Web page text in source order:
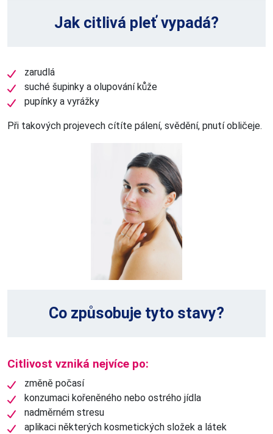
Jak citlivá pleť vypadá?
zarudlá
suché šupinky a olupování kůže
pupínky a vyrážky
Při takových projevech cítíte pálení, svědění, pnutí obličeje.
Co způsobuje tyto stavy?
Citlivost vzniká nejvíce po:
změně počasí
konzumaci kořeněného nebo ostrého jídla
nadměrném stresu
aplikaci některých kosmetických složek a látek